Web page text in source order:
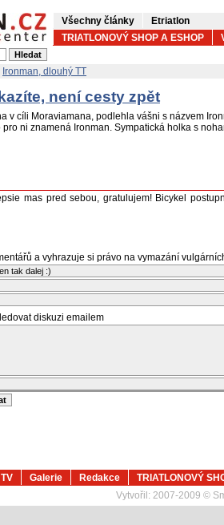
Všechny články
Etriatlon
TRIATLONOVÝ SHOP A ESHOP
Ironman, dlouhý TT
není cesty zpět
v cíli Moraviamana, podlehla vášni s názvem
ni znamená Ironman. Sympatická holka s
mas pred sebou, gratulujem! Bicykel
a vyhrazuje si právo na vymazání
diskuzi emailem
Galerie Redakce
TRIATLONOVÝ
Vytvořil: 2007-2009 ©